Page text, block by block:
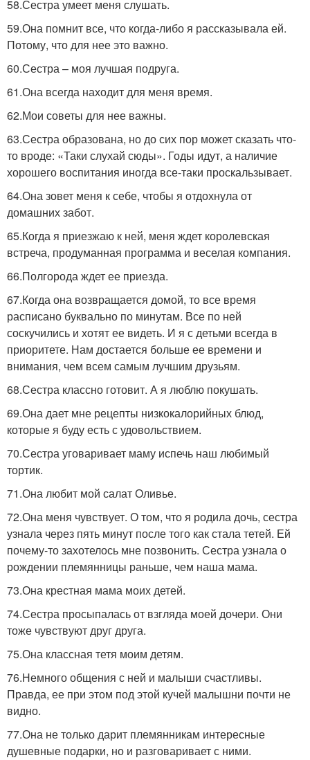
58.Сестра умеет меня слушать.
59.Она помнит все, что когда-либо я рассказывала ей.
Потому, что для нее это важно.
60.Сестра – моя лучшая подруга.
61.Она всегда находит для меня время.
62.Мои советы для нее важны.
63.Сестра образована, но до сих пор может сказать что-
то вроде: «Таки слухай сюды». Годы идут, а наличие
хорошего воспитания иногда все-таки проскальзывает.
64.Она зовет меня к себе, чтобы я отдохнула от
домашних забот.
65.Когда я приезжаю к ней, меня ждет королевская
встреча, продуманная программа и веселая компания.
66.Полгорода ждет ее приезда.
67.Когда она возвращается домой, то все время
расписано буквально по минутам. Все по ней
соскучились и хотят ее видеть. И я с детьми всегда в
приоритете. Нам достается больше ее времени и
внимания, чем всем самым лучшим друзьям.
68.Сестра классно готовит. А я люблю покушать.
69.Она дает мне рецепты низкокалорийных блюд,
которые я буду есть с удовольствием.
70.Сестра уговаривает маму испечь наш любимый
тортик.
71.Она любит мой салат Оливье.
72.Она меня чувствует. О том, что я родила дочь, сестра
узнала через пять минут после того как стала тетей. Ей
почему-то захотелось мне позвонить. Сестра узнала о
рождении племянницы раньше, чем наша мама.
73.Она крестная мама моих детей.
74.Сестра просыпалась от взгляда моей дочери. Они
тоже чувствуют друг друга.
75.Она классная тетя моим детям.
76.Немного общения с ней и малыши счастливы.
Правда, ее при этом под этой кучей малышни почти не
видно.
77.Она не только дарит племянникам интересные
душевные подарки, но и разговаривает с ними.